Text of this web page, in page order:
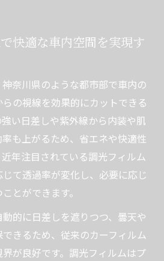
進機能で車内を快適化
調整とカーフィルムの役割と
と調光フィルムの機能性比較
導入で叶う快適ドライブの秘
施工時の調光機能の選び方
対策に効果的な方法とは
で車内温度上昇を抑える工夫
性能に優れたカーフィルムの
快適な車内空間を実現す
奈川県のような都市部で車内の
の視線を効果的にカットできる
い日差しや紫外線から内装や肌
も上がるため、省エネや快適性
年注目されている調光フィルム
て透過率が変化し、必要に応じ
とができます。
的に日差しを遮りつつ、曇天や
きるため、従来のカーフィルム
が良好です。調光フィルムはプ